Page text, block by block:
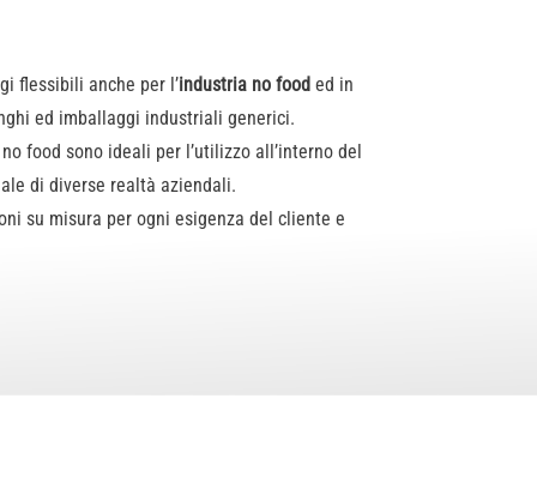
flessibili anche per l’industria no food ed in
ed imballaggi industriali generici.
food sono ideali per l’utilizzo all’interno del
di diverse realtà aziendali.
su misura per ogni esigenza del cliente e